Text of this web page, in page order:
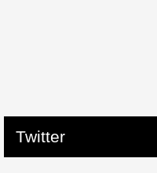
Twitter